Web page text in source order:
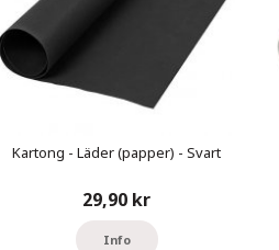
Kartong - Läder (papper) - Svart
29,90 kr
Info